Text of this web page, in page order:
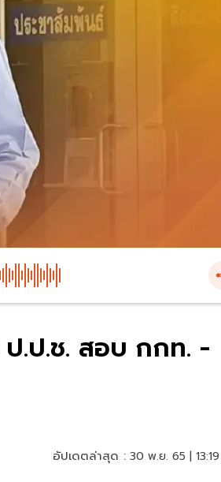
.ป.ช. สอบ กกท. -
อัปเดตล่าสุด : 30 พ.ย. 65 |